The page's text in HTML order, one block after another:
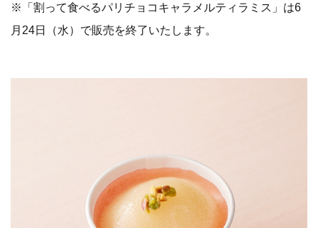
※「割って食べるパリチョコキャラメルティラミス」は6
月24日（水）で販売を終了いたします。